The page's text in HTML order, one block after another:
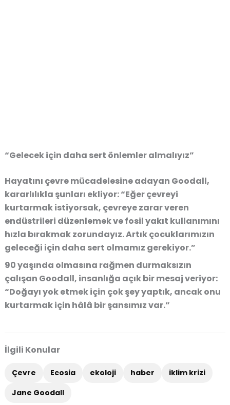
“Gelecek için daha sert önlemler almalıyız”
Hayatını çevre mücadelesine adayan Goodall,
kararlılıkla şunları ekliyor: “Eğer çevreyi
kurtarmak istiyorsak, çevreye zarar veren
endüstrileri düzenlemek ve fosil yakıt kullanımını
hızla bırakmak zorundayız. Artık çocuklarımızın
geleceği için daha sert olmamız gerekiyor.”
90 yaşında olmasına rağmen durmaksızın
çalışan Goodall, insanlığa açık bir mesaj veriyor:
“Doğayı yok etmek için çok şey yaptık, ancak onu
kurtarmak için hâlâ bir şansımız var.”
İlgili Konular
Çevre Ecosia ekoloji haber
iklim krizi
Jane Goodall